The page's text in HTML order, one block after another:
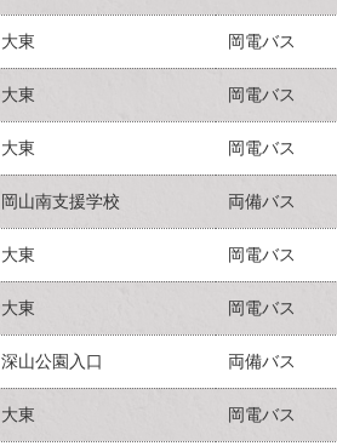
大東 岡電バス
大東 岡電バス
大東 岡電バス
岡山南支援学校 両備バス
大東 岡電バス
大東 岡電バス
深山公園入口 両備バス
大東 岡電バス